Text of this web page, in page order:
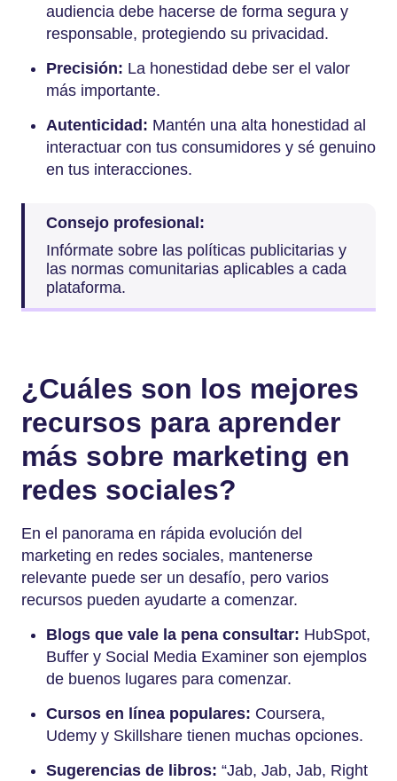
audiencia debe hacerse de forma segura y
responsable, protegiendo su privacidad.
Precisión: La honestidad debe ser el valor
más importante.
Autenticidad: Mantén una alta honestidad al
interactuar con tus consumidores y sé genuino
en tus interacciones.
Consejo profesional:
Infórmate sobre las políticas publicitarias y
las normas comunitarias aplicables a cada
plataforma.
¿Cuáles son los mejores
recursos para aprender
más sobre marketing en
redes sociales?
En el panorama en rápida evolución del
marketing en redes sociales, mantenerse
relevante puede ser un desafío, pero varios
recursos pueden ayudarte a comenzar.
Blogs que vale la pena consultar: HubSpot,
Buffer y Social Media Examiner son ejemplos
de buenos lugares para comenzar.
Cursos en línea populares: Coursera,
Udemy y Skillshare tienen muchas opciones.
Sugerencias de libros: “Jab, Jab, Jab, Right